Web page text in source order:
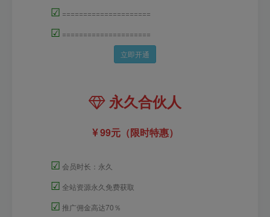
☑ =====================
☑ =====================
立即开通
永久合伙人
99元（限时特惠）
☑ 会员时长：永久
☑ 全站资源永久免费获取
☑ 推广佣金高达70％